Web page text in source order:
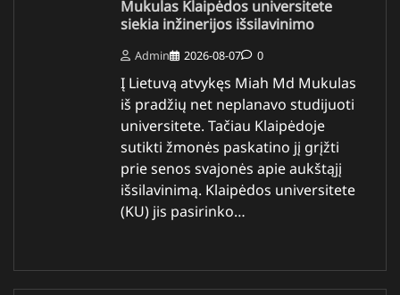
Mukulas Klaipėdos universitete
siekia inžinerijos išsilavinimo
Admin 2026-08-07 0
Į Lietuvą atvykęs Miah Md Mukulas
iš pradžių net neplanavo studijuoti
universitete. Tačiau Klaipėdoje
sutikti žmonės paskatino jį grįžti
prie senos svajonės apie aukštąjį
išsilavinimą. Klaipėdos universitete
(KU) jis pasirinko…